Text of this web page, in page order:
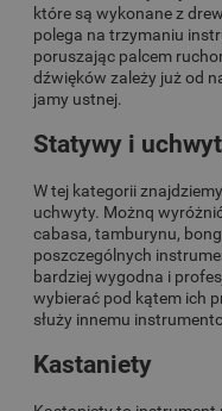
które są wykonane z
polega na trzymaniu
poruszając palcem
dźwięków zależy już od
jamy ustnej.
Statywy i
W tej kategorii
uchwyty. Możnq
cabasa, tamburynu,
poszczególnych
bardziej wygodna i
wybierać pod kątem ich
służy innemu
Kastaniety